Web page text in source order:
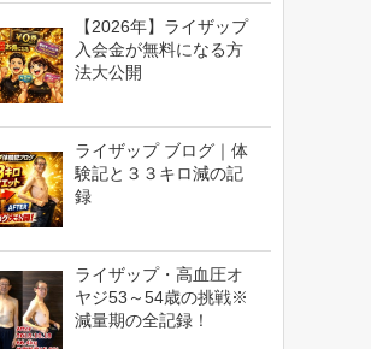
【2026年】ライザップ
入会金が無料になる方
法大公開
ライザップ ブログ｜体
験記と３３キロ減の記
録
ライザップ・高血圧オ
ヤジ53～54歳の挑戦※
減量期の全記録！